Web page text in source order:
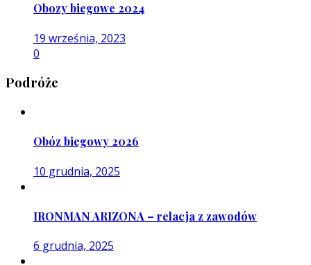
Obozy biegowe 2024
19 września, 2023
0
Podróże
Obóz biegowy 2026
10 grudnia, 2025
IRONMAN ARIZONA – relacja z zawodów
6 grudnia, 2025